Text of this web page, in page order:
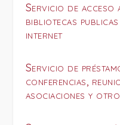
Servicio de
bibliotecas
internet
Servicio de
conferencias,
asociaciones y